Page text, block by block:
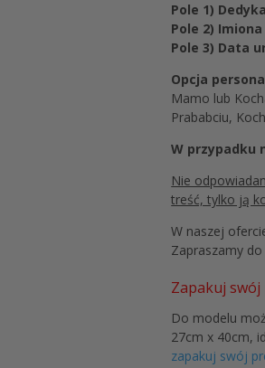
Pole 1)
Pole 2) Imiona
Pole 3) Data
Opcja
Mamo lub
Prababciu,
W przypadku
Nie
treść, tylko ją
W naszej
Zapraszamy
Zapakuj swój
Do modelu
27cm x 40cm,
zapakuj swój